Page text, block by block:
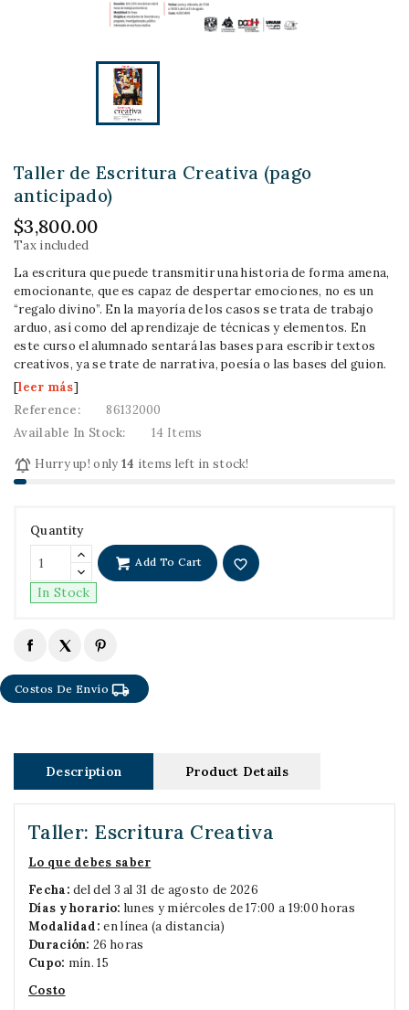
Taller de Escritura Creativa (pago
anticipado)
$3,800.00
Tax included
La escritura que puede transmitir una historia de forma amena,
emocionante, que es capaz de despertar emociones, no es un
“regalo divino”. En la mayoría de los casos se trata de trabajo
arduo, así como del aprendizaje de técnicas y elementos. En
este curso el alumnado sentará las bases para escribir textos
creativos, ya se trate de narrativa, poesía o las bases del guion.
[leer más]
Reference:
86132000
Available In Stock:
14 Items
 Hurry up! only 14 items left in stock!
Quantity
Add To Cart favorite_border
In Stock
Costos De Envíolocal_shipping
Description Product Details
Taller: Escritura Creativa
Lo que debes saber
Fecha:del del 3 al 31 de agosto de 2026
Días y horario: lunes y miércoles de 17:00 a 19:00 horas
Modalidad:en línea (a distancia)
Duración: 26 horas
Cupo: mín. 15
Costo